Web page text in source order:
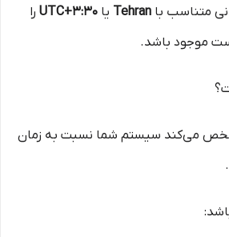
متناسب با Tehran یا UTC+3:30 را
موجود باشد.
می‌کند سیستم شما نسبت به زمان